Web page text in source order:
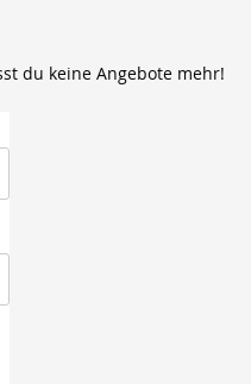
du keine Angebote mehr!